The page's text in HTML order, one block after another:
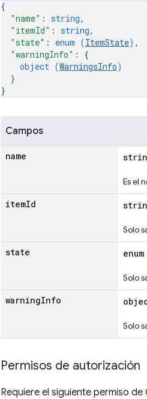
{
"name" : string,
"itemId" : string,
"state" : enum (ItemState) ,
"warningInfo" : {
object (WarningsInfo)
}
}
Campos
name
Es el
itemId
Solo
state
Solo
warningInfo
Solo
Permisos de autorización
Requiere el siguiente permiso de